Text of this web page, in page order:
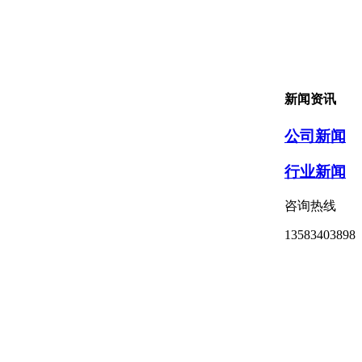
新闻资讯
公司新闻
行业新闻
咨询热线
13583403898